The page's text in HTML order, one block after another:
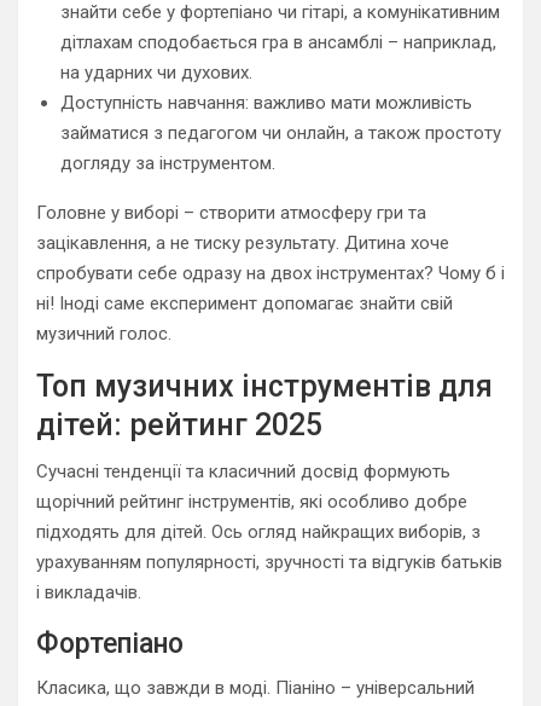
знайти себе у фортепіано чи гітарі, а комунікативним
дітлахам сподобається гра в ансамблі – наприклад,
на ударних чи духових.
Доступність навчання: важливо мати можливість
займатися з педагогом чи онлайн, а також простоту
догляду за інструментом.
Головне у виборі – створити атмосферу гри та
зацікавлення, а не тиску результату. Дитина хоче
спробувати себе одразу на двох інструментах? Чому б і
ні! Іноді саме експеримент допомагає знайти свій
музичний голос.
Топ музичних інструментів для
дітей: рейтинг 2025
Сучасні тенденції та класичний досвід формують
щорічний рейтинг інструментів, які особливо добре
підходять для дітей. Ось огляд найкращих виборів, з
урахуванням популярності, зручності та відгуків батьків
і викладачів.
Фортепіано
Класика, що завжди в моді. Піаніно – універсальний